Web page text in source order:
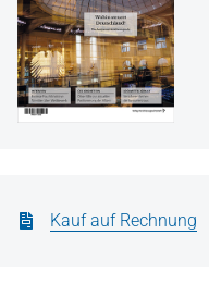
Kauf auf Rechnung